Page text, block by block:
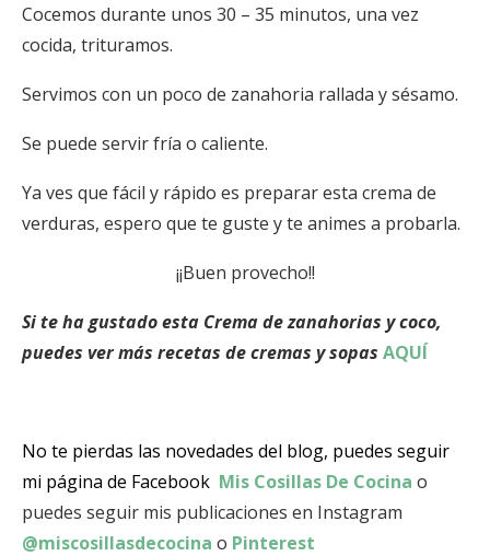
Cocemos durante unos 30 – 35 minutos, una vez
cocida, trituramos.
Servimos con un poco de zanahoria rallada y sésamo.
Se puede servir fría o caliente.
Ya ves que fácil y rápido es preparar esta crema de
verduras, espero que te guste y te animes a probarla.
¡¡Buen provecho!!
Si te ha gustado esta Crema de zanahorias y coco,
puedes ver más recetas de cremas y sopas AQUÍ
No te pierdas las novedades del blog, puedes seguir
mi página de Facebook Mis Cosillas De Cocina o
puedes seguir mis publicaciones en Instagram
@miscosillasdecocina o Pinterest